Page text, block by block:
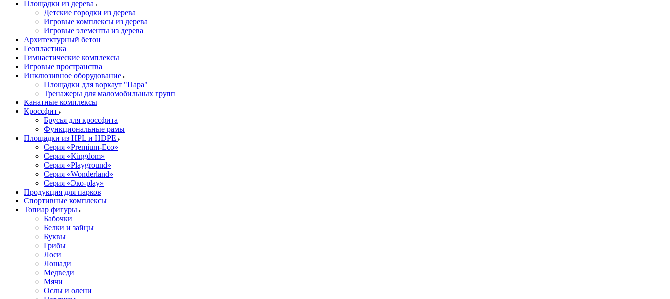
Площадки из дерева
Детские городки из дерева
Игровые комплексы из дерева
Игровые элементы из дерева
Архитектурный бетон
Геопластика
Гимнастические комплексы
Игровые пространства
Инклюзивное оборудование
Площадки для воркаут "Пара"
Тренажеры для маломобильных групп
Канатные комплексы
Кроссфит
Брусья для кроссфита
Функциональные рамы
Площадки из HPL и HDPE
Серия «Premium-Eco»
Серия «Kingdom»
Серия «Playground»
Серия «Wonderland»
Серия «Эко-play»
Продукция для парков
Спортивные комплексы
Топиар фигуры
Бабочки
Белки и зайцы
Буквы
Грибы
Лоси
Лошади
Медведи
Мячи
Ослы и олени